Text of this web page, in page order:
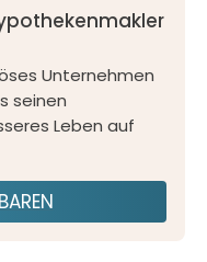
Unternehmen
seinen
Leben auf